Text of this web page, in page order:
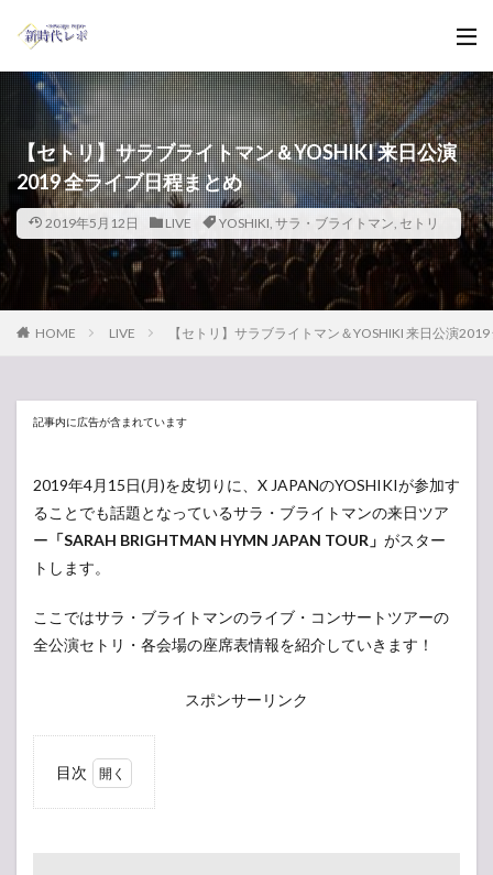
【セトリ】サラブライトマン＆YOSHIKI 来日公演
2019 全ライブ日程まとめ
2019年5月12日 LIVE YOSHIKI, サラ・ブライトマン, セトリ
HOME LIVE 【セトリ】サラブライトマン＆YOSHIKI 来日公演
記事内に広告が含まれています
2019年4月15日(月)を皮切りに、X JAPANのYOSHIKIが参加す
ることでも話題となっているサラ・ブライトマンの来日ツア
ー 「SARAH BRIGHTMAN HYMN JAPAN TOUR」 がスター
トします。
ここではサラ・ブライトマンのライブ・コンサートツアーの
全公演セトリ・各会場の座席表情報を紹介していきます！
スポンサーリンク
目次